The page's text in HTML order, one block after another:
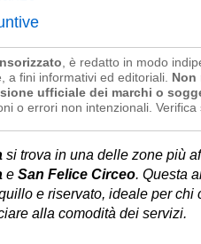
, è redatto in modo
a fini informativi ed editoriali. Non
ufficiale dei marchi o
o errori non intenzionali.
si trova in una delle zone più
e San Felice Circeo. Questa
e riservato, ideale per chi
alla comodità dei servizi.